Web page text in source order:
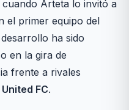
cuando Arteta lo invitó a
el primer equipo del
ha sido
en la gira de
frente a rivales
FC.